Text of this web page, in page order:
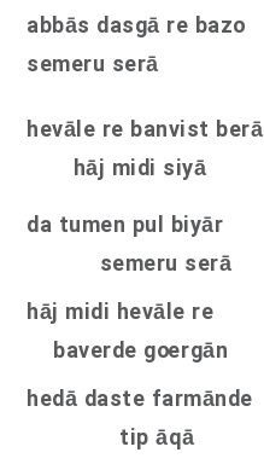
abbās dasgā re bazo
semeru serā
hevāle re banvist berā
hāj midi siyā
da tumen pul biyār
semeru serā
hāj midi hevāle re
baverde goergān
hedā daste farmānde
tip āqā